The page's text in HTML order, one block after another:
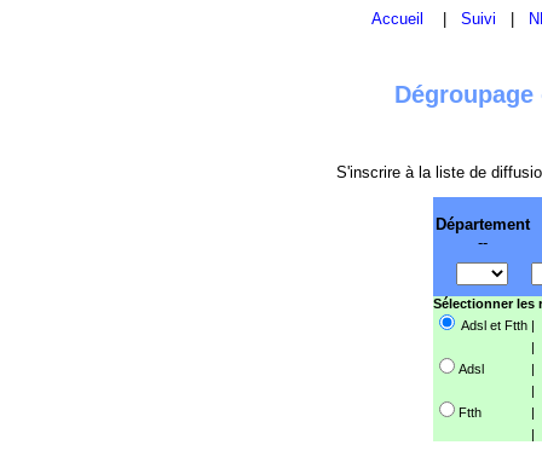
Accueil Suivi
S'inscrire à la liste de
Département
--
Sélectionner les
Adsl et Ftth |
|
Adsl
|
|
Ftth
|
|